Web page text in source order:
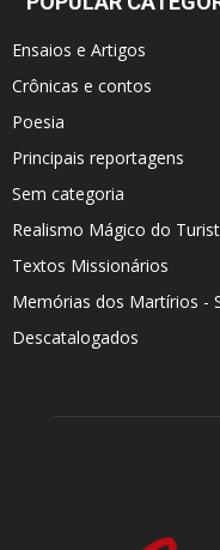
Ensaios e Artigos
Crônicas e contos
Poesia
Principais reportagens
Sem categoria
Realismo Mágico do
Textos Missionários
Memórias dos Martí­rios -
Descatalogados